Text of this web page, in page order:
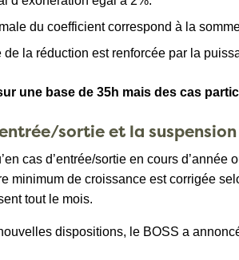
du coefficient correspond à la
de la réduction est renforcée par la
une base de 35h mais des cas
sortie et la
cas d’entrée/sortie en cours
minimum de croissance est corrigée
tout le mois.
dispositions, le BOSS a